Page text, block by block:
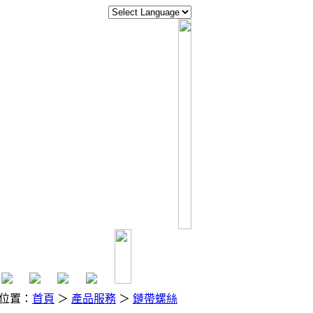
置： 首頁 ＞ 產品服務 ＞ 鏈帶螺絲